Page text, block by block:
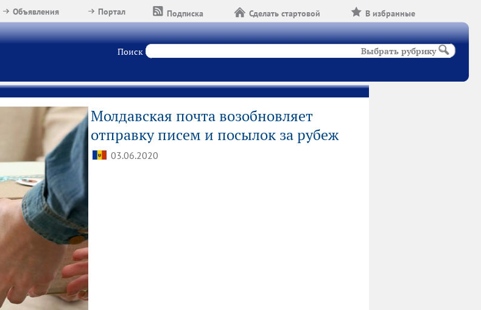
В избранные
Сделать стартовой
Подписка
Портал
Объявления
Поиск Выбрать рубрику
Молдавская почта возобновляет
отправку писем и посылок за рубеж
03.06.2020